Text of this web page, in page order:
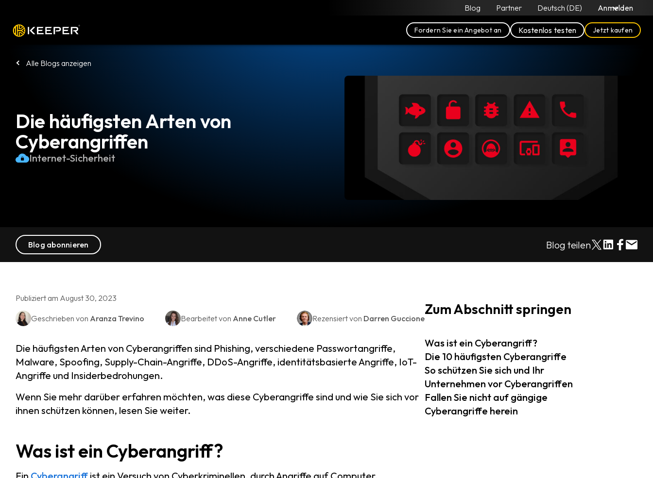
Blog Partner Deutsch (DE) Anmelden
Fordern Sie ein Angebot an Kostenlos testen Jetzt kaufen
Alle Blogs anzeigen
Die häufigsten Arten von
Cyberangriffen
Internet-Sicherheit
Blog abonnieren Blog teilen
Publiziert am August 30, 2023
Geschrieben von Aranza Trevino Bearbeitet von Anne Cutler Rezensiert von Darren Guccione
Die häufigsten Arten von Cyberangriffen sind Phishing, verschiedene Passwortangriffe,
Malware, Spoofing, Supply-Chain-Angriffe, DDoS-Angriffe, identitätsbasierte Angriffe, IoT-
Angriffe und Insiderbedrohungen.
Wenn Sie mehr darüber erfahren möchten, was diese Cyberangriffe sind und wie Sie sich vor
ihnen schützen können, lesen Sie weiter.
Was ist ein Cyberangriff?
Zum Abschnitt springen
Was ist ein Cyberangriff?
Die 10 häufigsten Cyberangriffe
So schützen Sie sich und Ihr
Unternehmen vor Cyberangriffen
Fallen Sie nicht auf gängige
Cyberangriffe herein